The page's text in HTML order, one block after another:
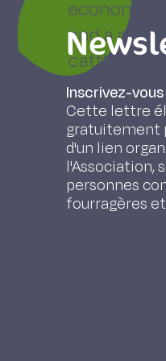
economy
and a
cattle
economic
farms : the
were
were
(1.4
forage
Inscrivez-
Cette lettre
gratuitement
d'un lien
l'Association,
personnes
fourragères